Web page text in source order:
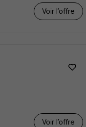
Voir l’offre
Voir l’offre